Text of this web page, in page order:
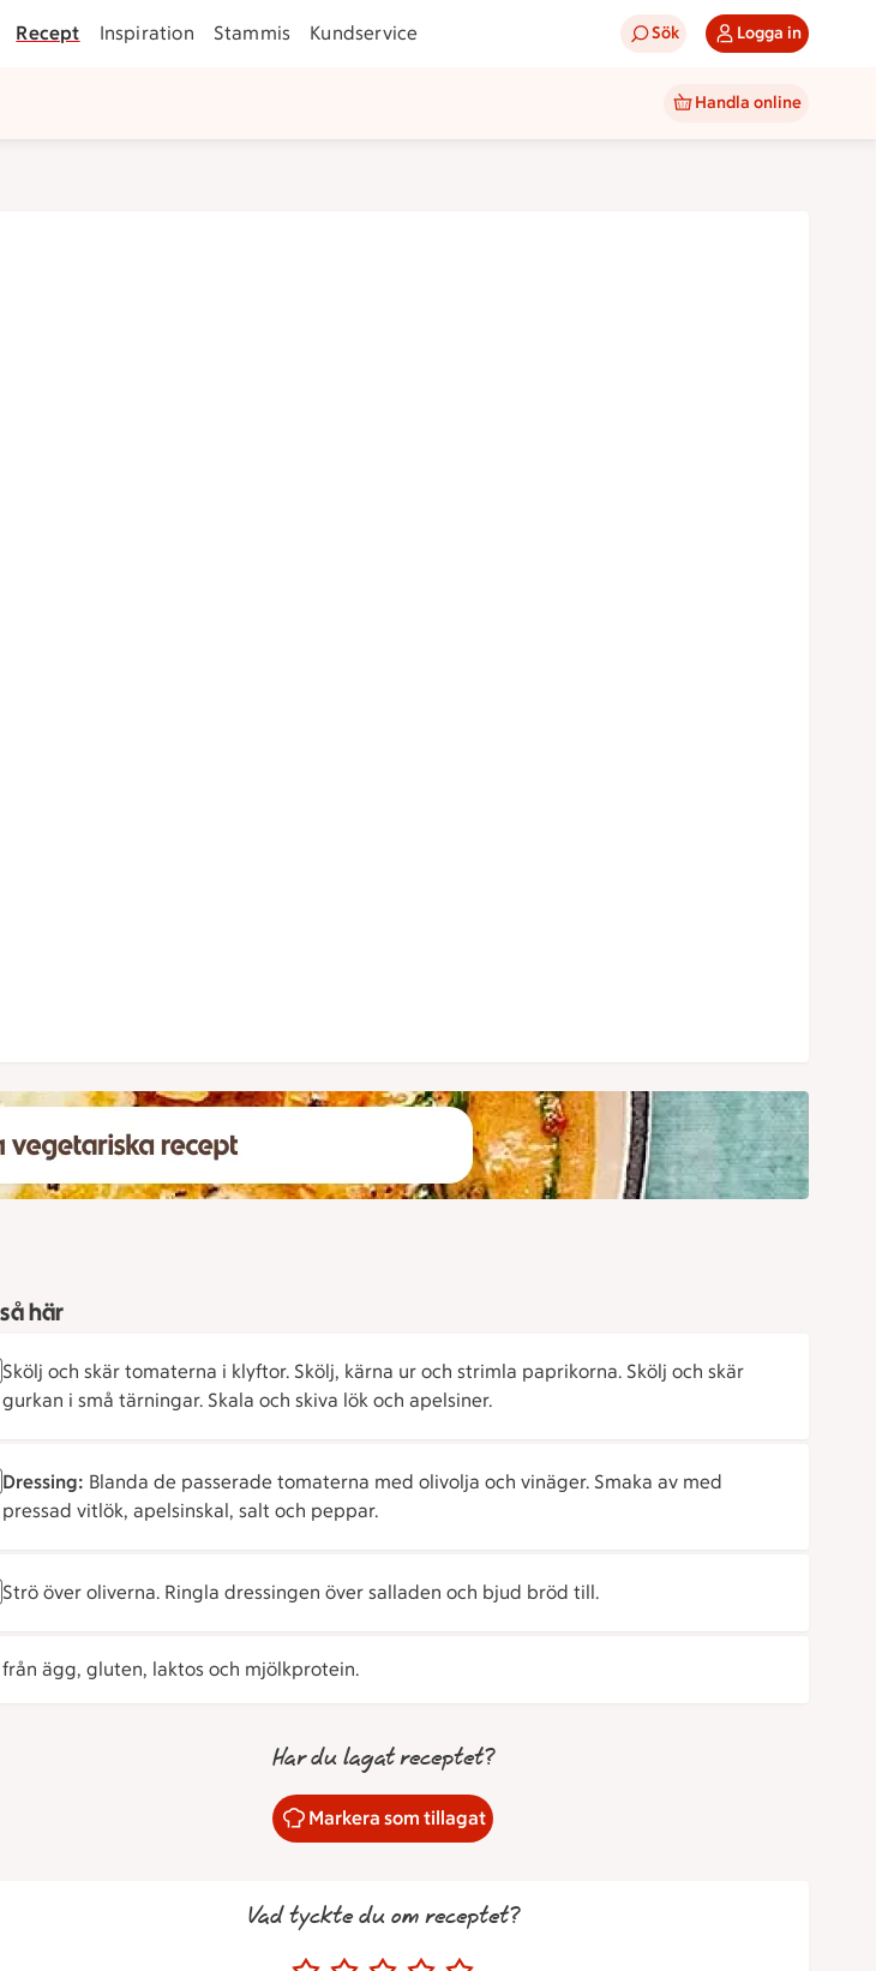
Recept Inspiration Stammis Kundservice Sök Logga in
Handla online
här
Skölj och skär tomaterna i klyftor. Skölj, kärna ur och strimla paprikorna. Skölj och skär
gurkan i små tärningar. Skala och skiva lök och apelsiner.
Dressing: Blanda de passerade tomaterna med olivolja och vinäger. Smaka av med
pressad vitlök, apelsinskal, salt och peppar.
Strö över oliverna. Ringla dressingen över salladen och bjud bröd till.
från ägg, gluten, laktos och mjölkprotein.
Har du lagat receptet?
Markera som tillagat
Vad tyckte du om receptet?